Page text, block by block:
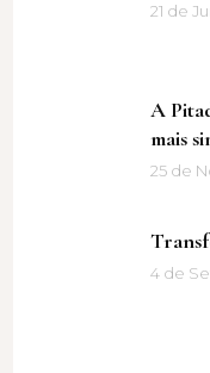
21 de
A
mais
25 de
4 de